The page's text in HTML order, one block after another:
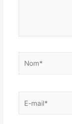
mail*